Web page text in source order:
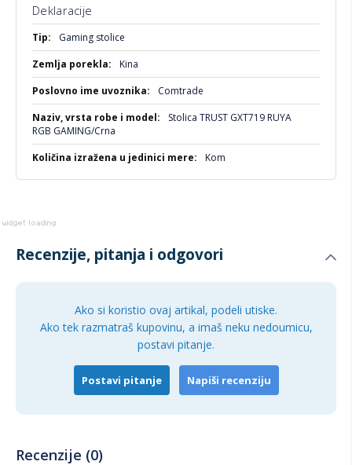
dinamičan i moderan izgled vašem gejming prostoru. Bežični
daljinski upravljač omogućava lako podešavanje svetlosnih
efekata, stvarajući atmosferu koja odgovara vašem
raspoloženju.
Izdržljivost i stabilnost
TRUST GXT719 RUYA RGB stolica je izrađena od kvalitetnih
materijala kao što su koža, plastika i drvo, što garantuje
dugotrajnost i stabilnost. Sa maksimalnom nosivošću do 150
kg i pet točkića, stolica pruža sigurnost i lakoću kretanja.
Dimenzije stolice su 75 x 71 x 134 cm, dok su dimenzije
sedišta 52 x 42 cm. Visina naslona je 83 cm, što omogućava
optimalnu podršku leđima. U obimu isporuke dobijate
stolicu, jastuk za vrat, lumbalni jastuk, powerbank, bežični
Zaključak
TRUST Gejmerska stolica GXT719 RUYA RGB je idealan izbor
za svakog gejmera koji traži udobnost, stil i funkcionalnost.
Sa svojim ergonomskim dizajnom, podesivim opcijama i
Deklaracije
Više
informacija
Gaming stolice
Kina
Comtrade
Stolica TRUST GXT719 RUYA
RGB GAMING/Crna
Kom
Recenzije, pitanja i odgovori
Ako si koristio ovaj artikal, podeli utiske.
Ako tek razmatraš kupovinu, a imaš neku nedoumicu,
postavi pitanje.
Postavi pitanje Napiši recenziju
Recenzije (0)